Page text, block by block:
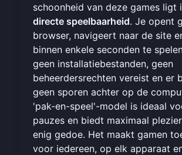
schoonheid van deze games ligt
directe speelbaarheid. Je opent
browser, navigeert naar de site
binnen enkele seconden te
geen installatiebestanden, geen
beheerdersrechten vereist en er
geen sporen achter op de
'pak-en-speel'-model is ideaal
pauzes en biedt maximaal
enig gedoe. Het maakt gamen
voor iedereen, op elk apparaat